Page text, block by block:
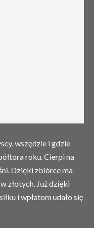
wszędzie i gdzie
roku. Cierpi na
Dzięki zbiórce ma
złotych. Już dzięki
i wpłatom udało się